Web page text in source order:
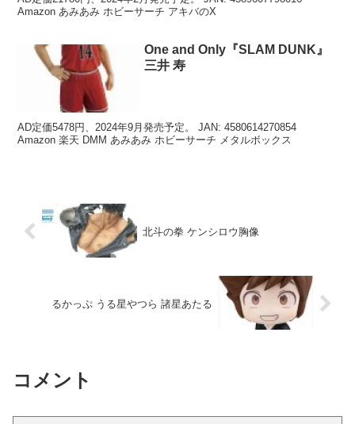
Amazon あみあみ ホビーサーチ アキバのX
One and Only『SLAM DUNK』
三井 寿
AD定価5478円、2024年9月発売予定。 JAN: 4580614270854
Amazon 楽天 DMM あみあみ ホビーサーチ メタルボックス
北斗の拳 ケンシロウ胸像
るかっぷ うる星やつら 諸星あたる
コメント